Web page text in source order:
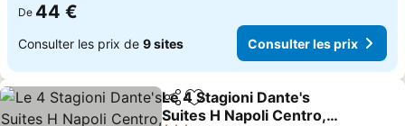
De 44 €
Consulter les prix de 9 sites Consulter les prix
PartagerAjouter à mes favoris
Le 4 Stagioni Dante's
Suites H Napoli Centro,